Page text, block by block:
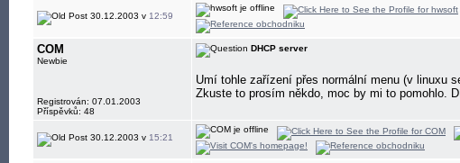
30.12.2003 v 12:59
COM
Newbie
Registrován: 07.01.2003
Příspěvků: 48
DHCP server
Umí tohle zařízení přes normální menu (v linuxu
Zkuste to prosím někdo, moc by mi to pomohlo.
30.12.2003 v 15:21